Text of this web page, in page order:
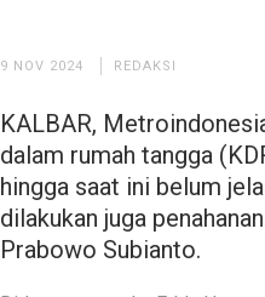
9 NOV 2024 REDAKSI
KALBAR,
dalam rumah tangga
hingga saat ini belum
dilakukan juga
Prabowo Subianto.